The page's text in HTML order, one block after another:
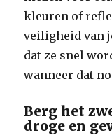
kleuren of
veiligheid van
dat ze snel
wanneer dat
Berg het
droge en